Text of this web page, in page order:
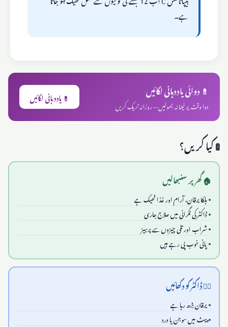
ہے۔
💊 دوائی یاددہانی لگائیں
دوا وقت پر لینا نہ بھولیں — روزانہ ٹریک کریں 💊 یاددہانی لگائیں
🚦 کیا کریں؟
🏠 گھر پر سنبھالیں
ہلکا یرقان، آرام اور غذا ٹھیک ہے
ڈاکٹر کی نگرانی میں علاج جاری
شراب اور تلی چیزوں سے پرہیز
پانی خوب پی رہے ہیں
👨‍⚕️ ڈاکٹر کو دکھائیں
یرقان بڑھ رہا ہے
پیٹ میں سوجن یا درد